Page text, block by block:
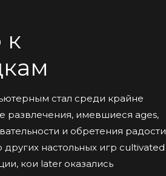
к
стал среди крайне
имевшиеся ages,
и обретения радости
настольных игр cultivated
кои later оказались